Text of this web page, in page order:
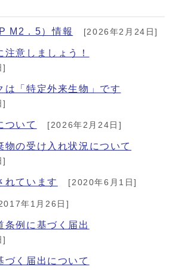
M2．5）情報 [2026年2月24日]
意しましょう！
]
は「特定外来生物」です
]
ついて [2026年2月24日]
物の受け入れ状況について
]
れています [2020年6月1日]
年1月26日]
条例に基づく届出
]
づく届出について